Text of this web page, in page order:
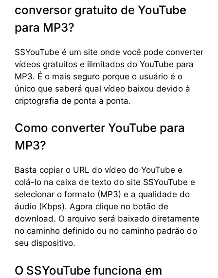
conversor gratuito de YouTube
para MP3?
SSYouTube é um site onde você pode converter
vídeos gratuitos e ilimitados do YouTube para
MP3. É o mais seguro porque o usuário é o
único que saberá qual vídeo baixou devido à
criptografia de ponta a ponta.
Como converter YouTube para
MP3?
Basta copiar o URL do vídeo do YouTube e
colá-lo na caixa de texto do site SSYouTube e
selecionar o formato (MP3) e a qualidade do
áudio (Kbps). Agora clique no botão de
download. O arquivo será baixado diretamente
no caminho definido ou no caminho padrão do
seu dispositivo.
O SSYouTube funciona em